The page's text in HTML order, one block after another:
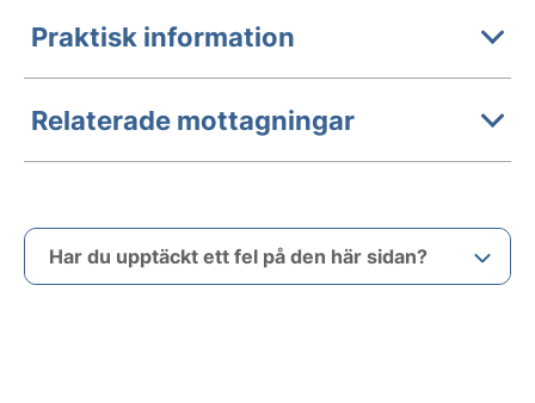
Praktisk information
Relaterade mottagningar
Har du upptäckt ett fel på den här sidan?